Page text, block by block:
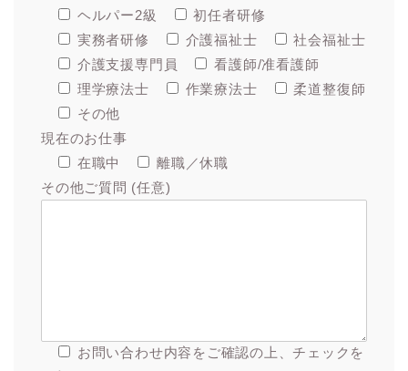
ヘルパー2級
初任者研修
実務者研修
介護福祉士
社会福祉士
介護支援専門員
看護師/准看護師
理学療法士
作業療法士
柔道整復師
その他
現在のお仕事
在職中
離職／休職
その他ご質問 (任意)
お問い合わせ内容をご確認の上、チェックを